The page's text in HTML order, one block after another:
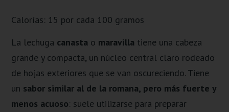
Calorías: 15 por cada 100 gramos
La lechuga canasta o maravilla tiene una cabeza
grande y compacta, un núcleo central claro rodeado
de hojas exteriores que se van oscureciendo. Tiene
un sabor similar al de la romana, pero más fuerte y
menos acuoso: suele utilizarse para preparar